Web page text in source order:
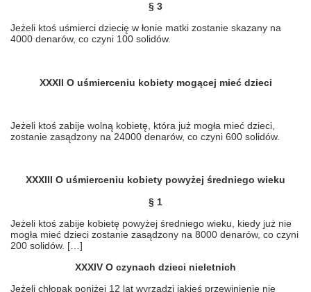
§ 3
Jeżeli ktoś uśmierci dziecię w łonie matki zostanie skazany na
4000 denarów, co czyni 100 solidów.
XXXII O uśmierceniu kobiety mogącej mieć dzieci
Jeżeli ktoś zabije wolną kobietę, która już mogła mieć dzieci,
zostanie zasądzony na 24000 denarów, co czyni 600 solidów.
XXXIII O uśmierceniu kobiety powyżej średniego wieku
§ 1
Jeżeli ktoś zabije kobietę powyżej średniego wieku, kiedy już nie
mogła mieć dzieci zostanie zasądzony na 8000 denarów, co czyni
200 solidów. […]
XXXIV O czynach dzieci nieletnich
Jeżeli chłopak poniżej 12 lat wyrządzi jakieś przewinienie nie